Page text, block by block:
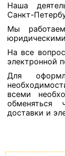
Наша
Санкт-
Мы
На все
электронной
Для
всеми
обменяться
доставки и